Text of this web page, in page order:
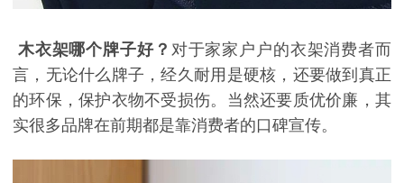
木衣架哪个牌子好？ 对于家家户户的衣架消费者而
言，无论什么牌子，经久耐用是硬核，还要做到真正
的环保，保护衣物不受损伤。当然还要质优价廉，其
实很多品牌在前期都是靠消费者的口碑宣传。